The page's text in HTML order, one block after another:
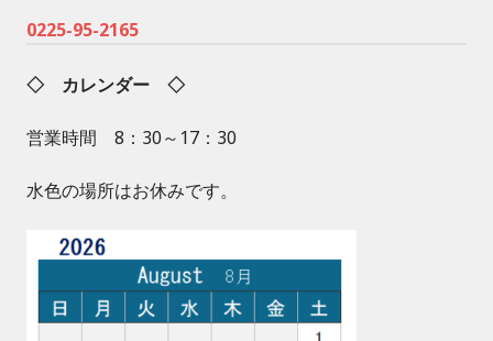
0225-95-2165
◇ カレンダー ◇
営業時間 8：30～17：30
水色の場所はお休みです。